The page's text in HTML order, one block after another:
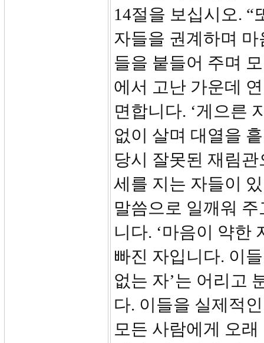
14절을 보십시오.
자들을 권계하며
들을 붙들어 주며
에서 고난 가운데
면합니다. ‘게으른
없이 살며 대열을
당시 잘못된 재림
세를 지는 자들이
말씀으로 일깨워
니다. ‘마음이 약한
빠진 자입니다. 이
없는 자’는 어리고
다. 이들을 실제적
모든 사람에게 오